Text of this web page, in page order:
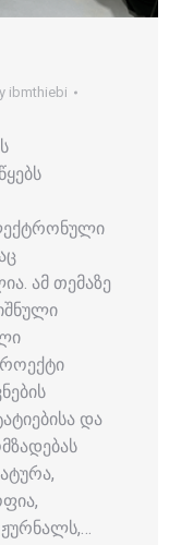
ibmthiebi
ამ თემაზე
და